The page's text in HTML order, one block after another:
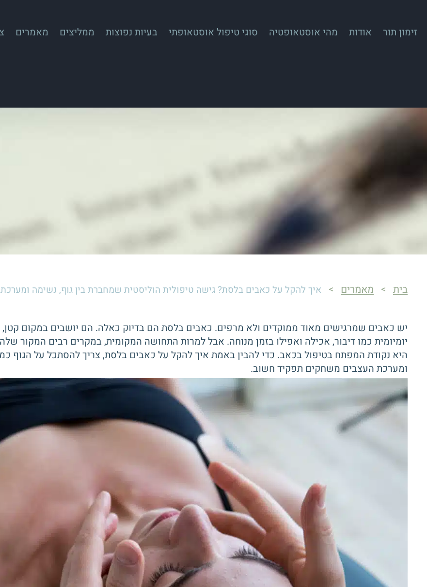
זימון תור אודות מהי אוסטאופטיה סוגי טיפול אוסטאופתי בעיות נפוצות ממליצים מאמרים
בית > מאמרים > איך להקל על כאבים בלסת? גישה טיפולית הוליסטית שמחברת בין גוף, נשימה
יש כאבים שמרגישים מאוד ממוקדים ולא מרפים. כאבים בלסת הם בדיוק כאלה. הם יושבים במקום
יומיומית כמו דיבור, אכילה ואפילו בזמן מנוחה. אבל למרות התחושה המקומית, במקרים רבים המקור
היא נקודת המפתח בטיפול בכאב. כדי להבין באמת איך להקל על כאבים בלסת, צריך להסתכל על הגוף
ומערכת העצבים משחקים תפקיד חשוב.